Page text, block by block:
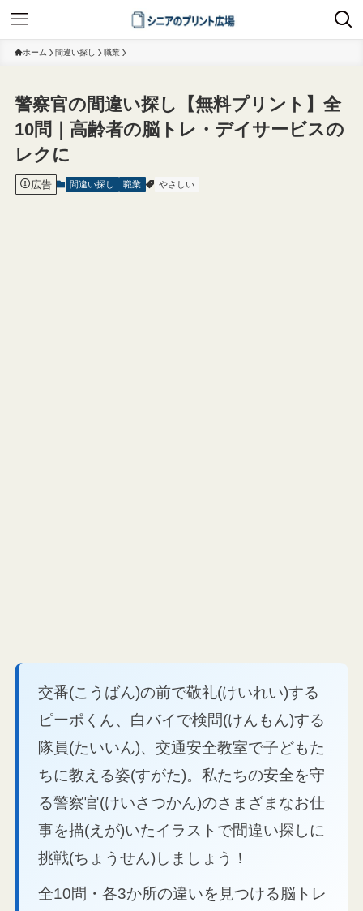
ホーム 間違い探し 職業
警察官の間違い探し【無料プリント】全
10問｜高齢者の脳トレ・デイサービスの
レクに
広告 間違い探し 職業 やさしい
交番(こうばん)の前で敬礼(けいれい)する
ピーポくん、白バイで検問(けんもん)する
隊員(たいいん)、交通安全教室で子どもた
ちに教える姿(すがた)。私たちの安全を守
る警察官(けいさつかん)のさまざまなお仕
事を描(えが)いたイラストで間違い探しに
挑戦(ちょうせん)しましょう！
全10問・各3か所の違いを見つける脳トレ